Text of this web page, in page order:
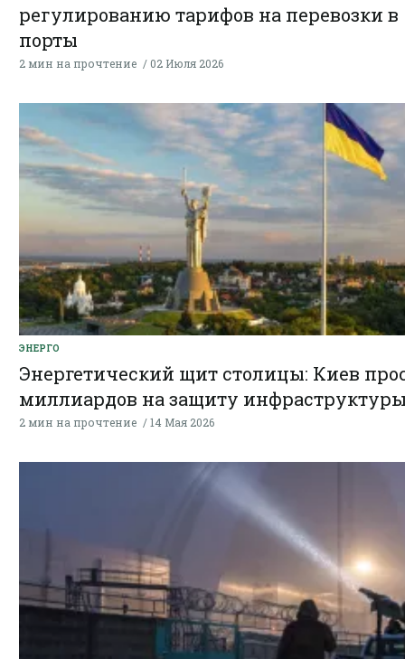
регулированию тарифов на перевозки в
порты
2 мин на прочтение 02 Июля 2026
ЭНЕРГО
Энергетический щит столицы: Киев
миллиардов на защиту
2 мин на прочтение 14 Мая 2026